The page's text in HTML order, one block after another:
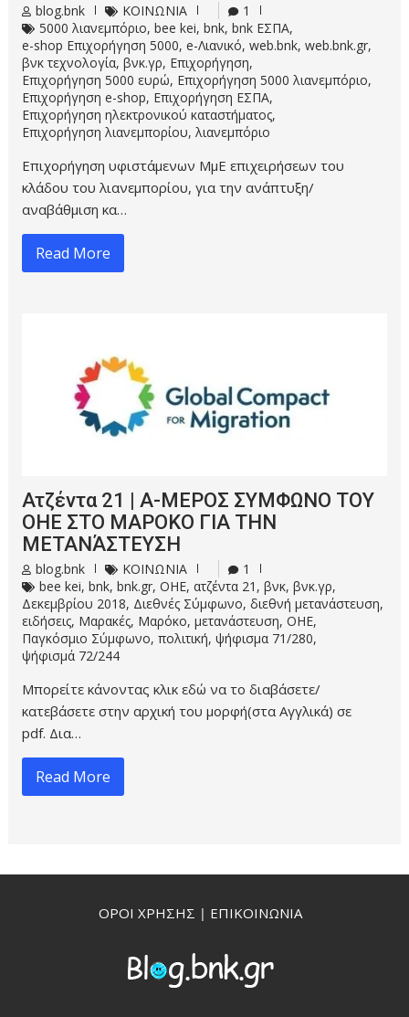
blog.bnk ΚΟΙΝΩΝΙΑ
1
5000 λιανεμπόριο,bee kei,bnk,bnk ΕΣΠΑ,
e-shop Επιχορήγηση 5000,e-Λιανικό,web.bnk,web.bnk.gr,
βνκ τεχνολογία,βνκ.γρ, Επιχορήγηση,
Επιχορήγηση 5000 ευρώ, Επιχορήγηση 5000 λιανεμπόριο,
Επιχορήγηση e-shop, Επιχορήγηση ΕΣΠΑ,
Επιχορήγηση ηλεκτρονικού καταστήματος,
Επιχορήγηση λιανεμπορίου,λιανεμπόριο
Επιχορήγηση υφιστάμενων ΜμΕ επιχειρήσεων του
κλάδου του λιανεμπορίου, για την ανάπτυξη/
αναβάθμιση κα…
Read More
Ατζέντα 21 | Α-ΜΕΡΟΣ ΣΥΜΦΩΝΟ ΤΟΥ
ΟΗΕ ΣΤΟ ΜΑΡΟΚΟ ΓΙΑ ΤΗΝ
ΜΕΤΑΝΆΣΤΕΥΣΗ
blog.bnk ΚΟΙΝΩΝΙΑ
1
bee kei,bnk,bnk.gr,OHE,ατζέντα 21 ,βνκ,βνκ.γρ,
Δεκεμβρίου 2018, Διεθνές Σύμφωνο,διεθνή μετανάστευση,
ειδήσεις, Μαρακές, Μαρόκο,μετανάστευση,ΟΗΕ,
Παγκόσμιο Σύμφωνο,πολιτική,ψήφισμα 71/280,
ψήφισμά 72/244
Μπορείτε κάνοντας κλικ εδώ να το διαβάσετε/
κατεβάσετε στην αρχική του μορφή(στα Αγγλικά) σε
pdf. Δια…
Read More
ΟΡΟΙ ΧΡΗΣΗΣ | ΕΠΙΚΟΙΝΩΝΙΑ